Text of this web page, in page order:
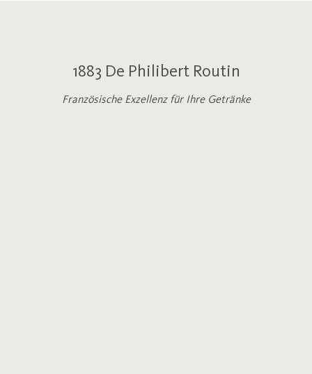
1883 De Philibert Routin
Französische Exzellenz für Ihre Getränke